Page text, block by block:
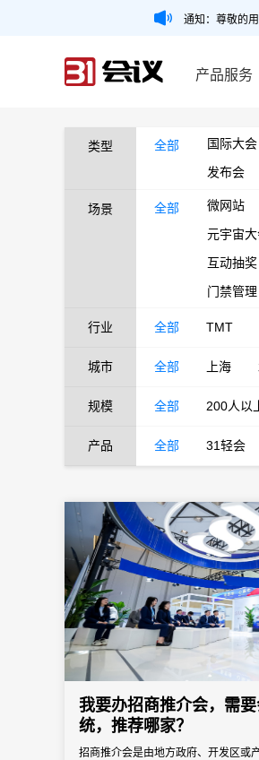
通知：尊敬的
产品服务
类型 全部 国际大会
发布会
场景 全部 微网站
元宇宙
互动抽奖
门禁管理
行业 全部 TMT
城市 全部 上海
规模 全部 200人以
产品 全部 31轻会
我要办招商推介会，需
统，推荐哪家？
招商推介会是由地方政府、开发区或